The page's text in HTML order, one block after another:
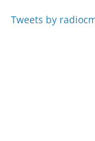
Tweets by